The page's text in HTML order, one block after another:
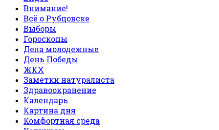
Внимание!
Всё о Рубцовске
Выборы
Гороскопы
Дела молодежные
День Победы
ЖКХ
Заметки натуралиста
Здравоохранение
Календарь
Картина дня
Комфортная среда